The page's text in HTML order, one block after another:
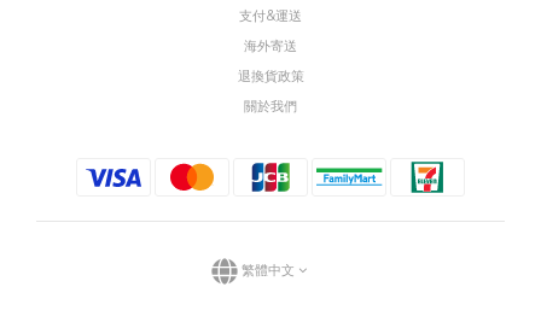
支付&運送
海外寄送
退換貨政策
關於我們
繁體中文